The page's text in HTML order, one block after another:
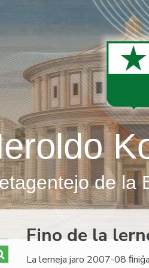
de la
Fino de la
La lerneja jaro 2007-08